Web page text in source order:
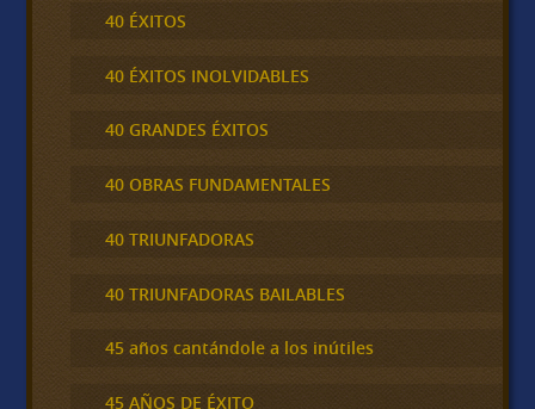
40 ÉXITOS
40 ÉXITOS INOLVIDABLES
40 GRANDES ÉXITOS
40 OBRAS FUNDAMENTALES
40 TRIUNFADORAS
40 TRIUNFADORAS BAILABLES
45 años cantándole a los inútiles
45 AÑOS DE ÉXITO